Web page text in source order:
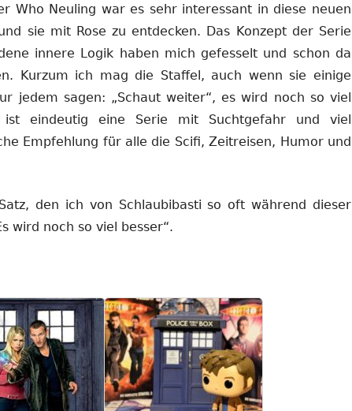
Who Neuling war es sehr interessant in diese neuen
sie mit Rose zu entdecken. Das Konzept der Serie
innere Logik haben mich gefesselt und schon da
Kurzum ich mag die Staffel, auch wenn sie einige
jedem sagen: „Schaut weiter“, es wird noch so viel
ist eindeutig eine Serie mit Suchtgefahr und viel
Empfehlung für alle die Scifi, Zeitreisen, Humor und
den ich von Schlaubibasti so oft während dieser
wird noch so viel besser“.